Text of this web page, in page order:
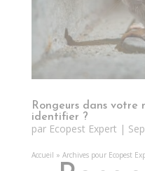
Rongeurs dans votre
identifier ?
par Ecopest Expert |
Accueil » Archives pour Ecopest